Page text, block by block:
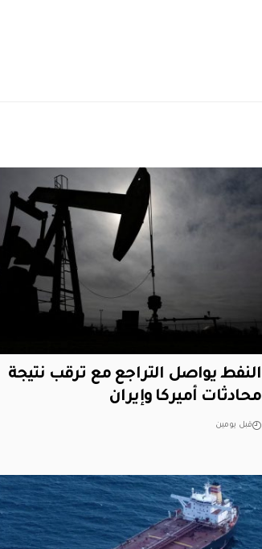
النفط يواصل التراجع مع ترقب نتيجة
محادثات أميركا وإيران
قبل يومين